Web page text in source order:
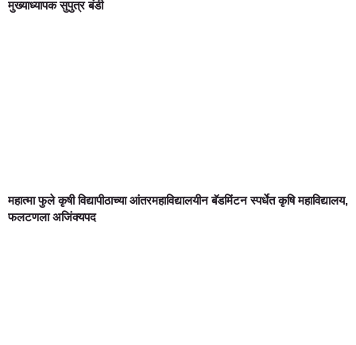
मुख्याध्यापक सुपुत्र बंडी
महात्मा फुले कृषी विद्यापीठाच्या आंतरमहाविद्यालयीन बॅडमिंटन स्पर्धेत कृषि महाविद्यालय,
फलटणला अजिंक्यपद